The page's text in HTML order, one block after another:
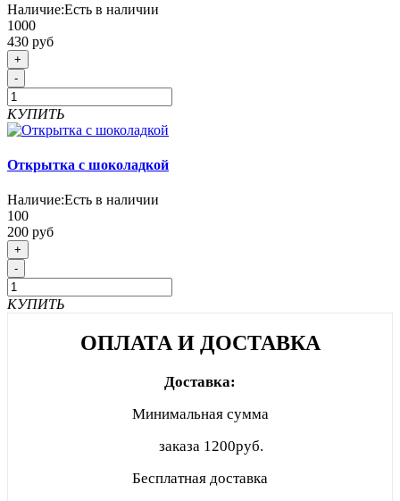
Наличие:Есть в наличии
1000
430 руб
+
-
КУПИТЬ
Открытка с шоколадкой
Наличие:Есть в наличии
100
200 руб
+
-
КУПИТЬ
ОПЛАТА И ДОСТАВКА
Доставка:
Минимальная сумма
заказа 1200руб.
Бесплатная доставка